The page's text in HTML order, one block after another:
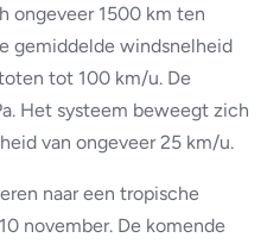
ongeveer 1500 km ten
gemiddelde windsnelheid
tot 100 km/u. De
Het systeem beweegt zich
van ongeveer 25 km/u.
naar een tropische
november. De komende